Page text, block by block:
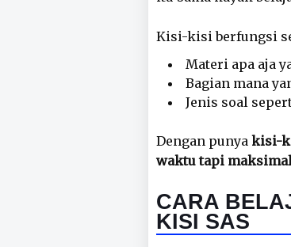
Kisi-kisi berfungsi
Materi apa aja
Bagian mana
Jenis soal
Dengan punya kisi-
waktu tapi
CARA
KISI SAS